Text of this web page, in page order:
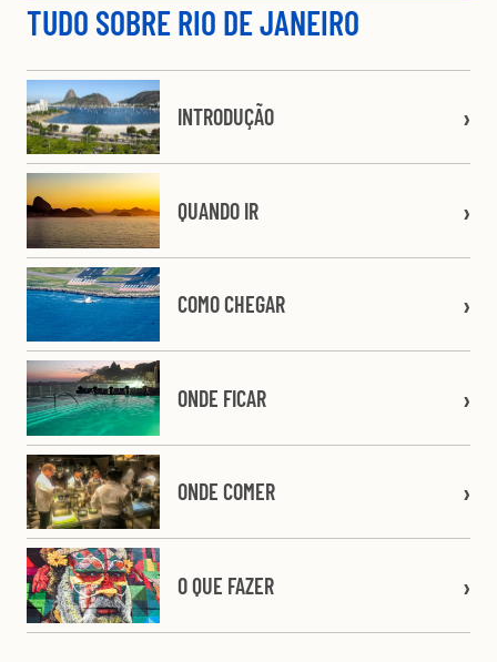
TUDO SOBRE RIO DE JANEIRO
INTRODUÇÃO
QUANDO IR
COMO CHEGAR
ONDE FICAR
ONDE COMER
O QUE FAZER